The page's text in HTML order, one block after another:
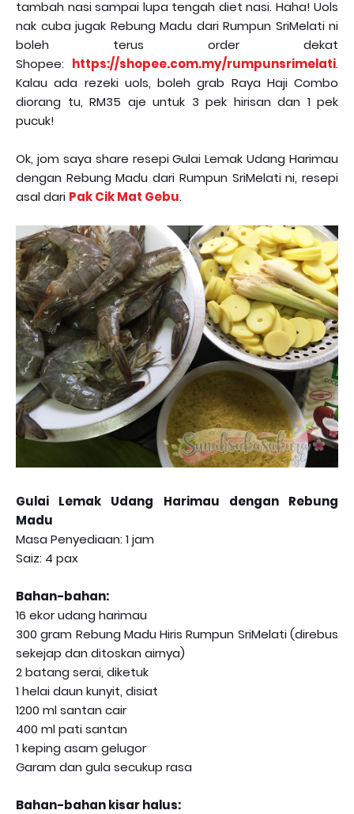
tambah nasi sampai lupa tengah diet nasi. Haha! Uols
nak cuba jugak Rebung Madu dari Rumpun SriMelati ni
boleh terus order dekat
Shopee: https://shopee.com.my/rumpunsrimelati.
Kalau ada rezeki uols, boleh grab Raya Haji Combo
diorang tu, RM35 aje untuk 3 pek hirisan dan 1 pek
pucuk!
Ok, jom saya share resepi Gulai Lemak Udang Harimau
dengan Rebung Madu dari Rumpun SriMelati ni, resepi
asal dari Pak Cik Mat Gebu.
Gulai Lemak Udang Harimau dengan Rebung
Madu
Masa Penyediaan: 1 jam
Saiz: 4 pax
Bahan-bahan:
16 ekor udang harimau
300 gram Rebung Madu Hiris Rumpun SriMelati (direbus
sekejap dan ditoskan airnya)
2 batang serai, diketuk
1 helai daun kunyit, disiat
1200 ml santan cair
400 ml pati santan
1 keping asam gelugor
Garam dan gula secukup rasa
Bahan-bahan kisar halus: